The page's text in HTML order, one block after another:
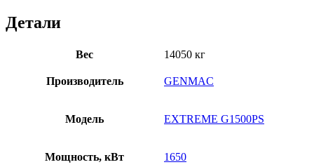
Детали
Вес 14050 кг
Производитель GENMAC
Модель EXTREME G1500PS
Мощность, кВт 1650